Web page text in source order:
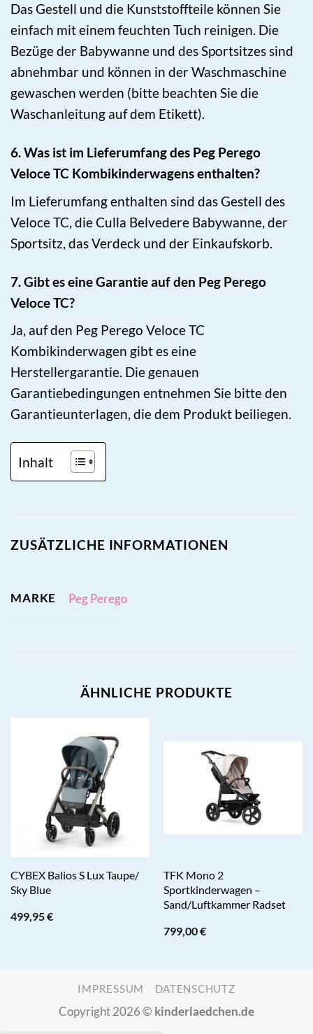
Das Gestell und die Kunststoffteile können Sie
einfach mit einem feuchten Tuch reinigen. Die
Bezüge der Babywanne und des Sportsitzes sind
abnehmbar und können in der Waschmaschine
gewaschen werden (bitte beachten Sie die
Waschanleitung auf dem Etikett).
6. Was ist im Lieferumfang des Peg Perego
Veloce TC Kombikinderwagens enthalten?
Im Lieferumfang enthalten sind das Gestell des
Veloce TC, die Culla Belvedere Babywanne, der
Sportsitz, das Verdeck und der Einkaufskorb.
7. Gibt es eine Garantie auf den Peg Perego
Veloce TC?
Ja, auf den Peg Perego Veloce TC
Kombikinderwagen gibt es eine
Herstellergarantie. Die genauen
Garantiebedingungen entnehmen Sie bitte den
Garantieunterlagen, die dem Produkt beiliegen.
Inhalt
ZUSÄTZLICHE INFORMATIONEN
MARKE Peg Perego
ÄHNLICHE PRODUKTE
CYBEX Balios S Lux Taupe/
Sky Blue
499,95€
TFK Mono 2
Sportkinderwagen –
Sand/Luftkammer Radset
799,00€
IMPRESSUM DATENSCHUTZ
Copyright 2026 © kinderlaedchen.de